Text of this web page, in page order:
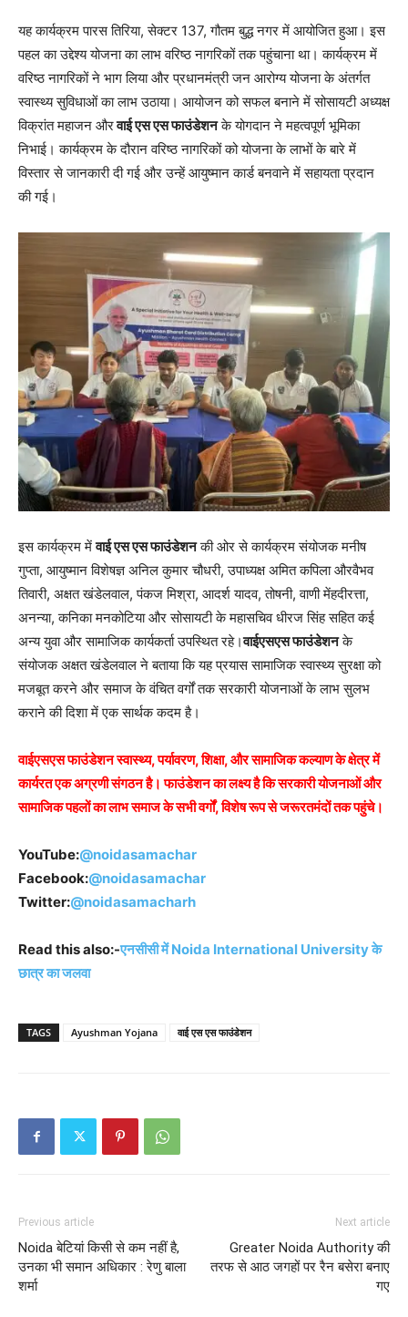
यह कार्यक्रम पारस तिरिया, सेक्टर 137, गौतम बुद्ध नगर में आयोजित हुआ। इस
पहल का उद्देश्य योजना का लाभ वरिष्ठ नागरिकों तक पहुंचाना था। कार्यक्रम में
वरिष्ठ नागरिकों ने भाग लिया और प्रधानमंत्री जन आरोग्य योजना के अंतर्गत
स्वास्थ्य सुविधाओं का लाभ उठाया। आयोजन को सफल बनाने में सोसायटी अध्यक्ष
विक्रांत महाजन औरवाई एस एस फाउंडेशनके योगदान ने महत्वपूर्ण भूमिका
निभाई। कार्यक्रम के दौरान वरिष्ठ नागरिकों को योजना के लाभों के बारे में
विस्तार से जानकारी दी गई और उन्हें आयुष्मान कार्ड बनवाने में सहायता प्रदान
की गई।
इस कार्यक्रम मेंवाई एस एस फाउंडेशनकी ओर से कार्यक्रम संयोजक मनीष
गुप्ता, आयुष्मान विशेषज्ञ अनिल कुमार चौधरी, उपाध्यक्ष अमित कपिला औरवैभव
तिवारी, अक्षत खंडेलवाल, पंकज मिश्रा, आदर्श यादव, तोषनी, वाणी मेंहदीरत्ता,
अनन्या, कनिका मनकोटिया और सोसायटी के महासचिव धीरज सिंह सहित कई
अन्य युवा और सामाजिक कार्यकर्ता उपस्थित रहे।वाईएसएस फाउंडेशनके
संयोजक अक्षत खंडेलवाल ने बताया कि यह प्रयास सामाजिक स्वास्थ्य सुरक्षा को
मजबूत करने और समाज के वंचित वर्गों तक सरकारी योजनाओं के लाभ सुलभ
कराने की दिशा में एक सार्थक कदम है।
वाईएसएस फाउंडेशन स्वास्थ्य, पर्यावरण, शिक्षा, और सामाजिक कल्याण के क्षेत्र में
कार्यरत एक अग्रणी संगठन है। फाउंडेशन का लक्ष्य है कि सरकारी योजनाओं और
सामाजिक पहलों का लाभ समाज के सभी वर्गों, विशेष रूप से जरूरतमंदों तक पहुंचे।
YouTube:@noidasamachar
Facebook:@noidasamachar
Twitter:@noidasamacharh
Read this also:-एनसीसी में Noida International University के
छात्र का जलवा
TAGS Ayushman Yojana वाई एस एस फाउंडेशन
Previous article
Noida बेटियां किसी से कम नहीं है,
उनका भी समान अधिकार : रेणु बाला
शर्मा
Next article
Greater Noida Authority की
तरफ से आठ जगहों पर रैन बसेरा बनाए
गए